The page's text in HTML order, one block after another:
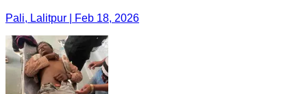
Pali, Lalitpur | Feb 18, 2026